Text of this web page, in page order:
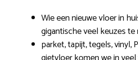
Wie een nieuwe vloer in
gigantische veel keuzes te
parket, tapijt, tegels, vinyl,